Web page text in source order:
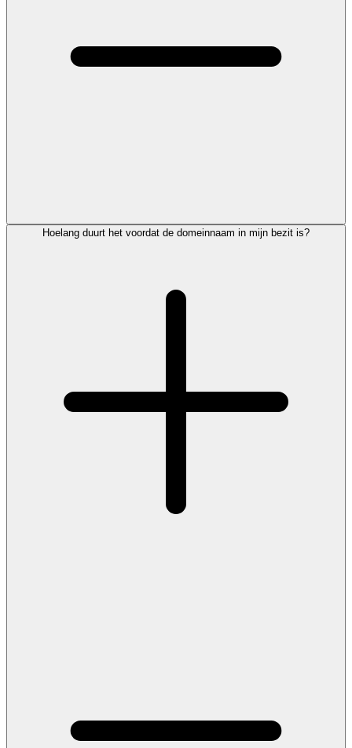
Hoelang duurt het voordat de domeinnaam in mijn bezit is?